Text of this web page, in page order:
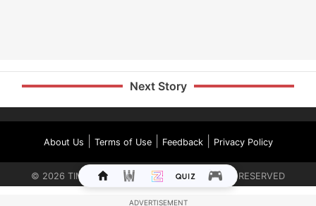
Next Story
About Us Terms of Use| Feedback| Privacy Policy
© 2026 TIMES INTERNET LIMITED. ALL RIGHTS RESERVED